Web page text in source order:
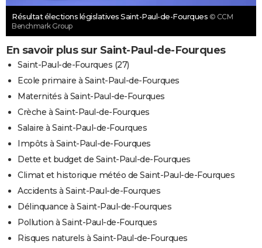
Résultat élections législatives Saint-Paul-de-Fourques © CCM
Benchmark Group
En savoir plus sur Saint-Paul-de-Fourques
Saint-Paul-de-Fourques (27)
Ecole primaire à Saint-Paul-de-Fourques
Maternités à Saint-Paul-de-Fourques
Crèche à Saint-Paul-de-Fourques
Salaire à Saint-Paul-de-Fourques
Impôts à Saint-Paul-de-Fourques
Dette et budget de Saint-Paul-de-Fourques
Climat et historique météo de Saint-Paul-de-Fourques
Accidents à Saint-Paul-de-Fourques
Délinquance à Saint-Paul-de-Fourques
Pollution à Saint-Paul-de-Fourques
Risques naturels à Saint-Paul-de-Fourques